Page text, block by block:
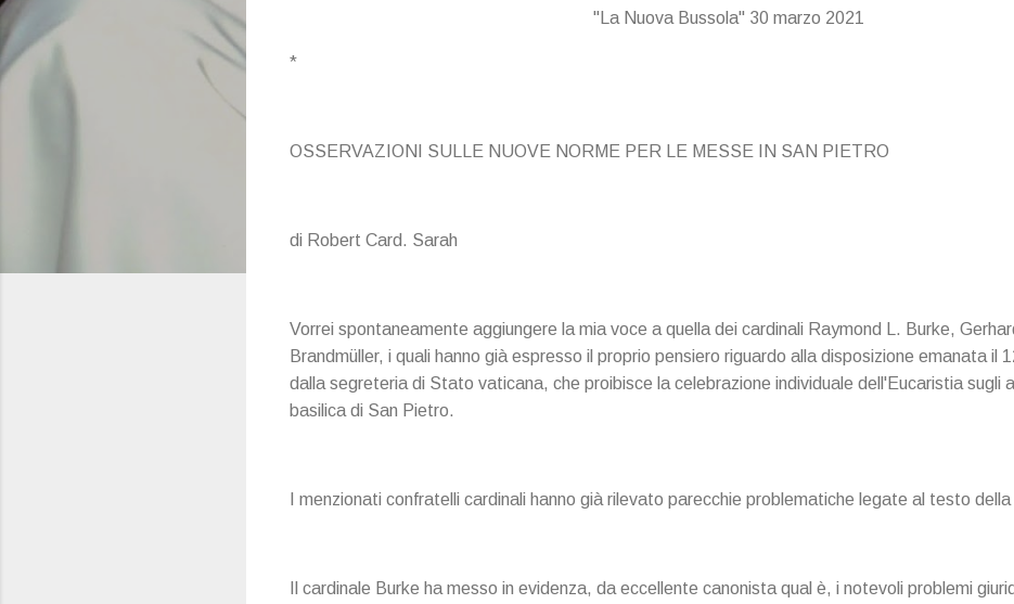
"La Nuova Bussola" 30 marzo 2021
*
OSSERVAZIONI SULLE NUOVE NORME PER LE MESSE IN SAN PIETRO
di Robert Card. Sarah
Vorrei spontaneamente aggiungere la mia voce a quella dei cardinali Raymond L. Burke,
Brandmüller, i quali hanno già espresso il proprio pensiero riguardo alla disposizione emanata il
dalla segreteria di Stato vaticana, che proibisce la celebrazione individuale dell'Eucaristia sugli
basilica di San Pietro.
I menzionati confratelli cardinali hanno già rilevato parecchie problematiche legate al testo
Il cardinale Burke ha messo in evidenza, da eccellente canonista qual è, i notevoli problemi